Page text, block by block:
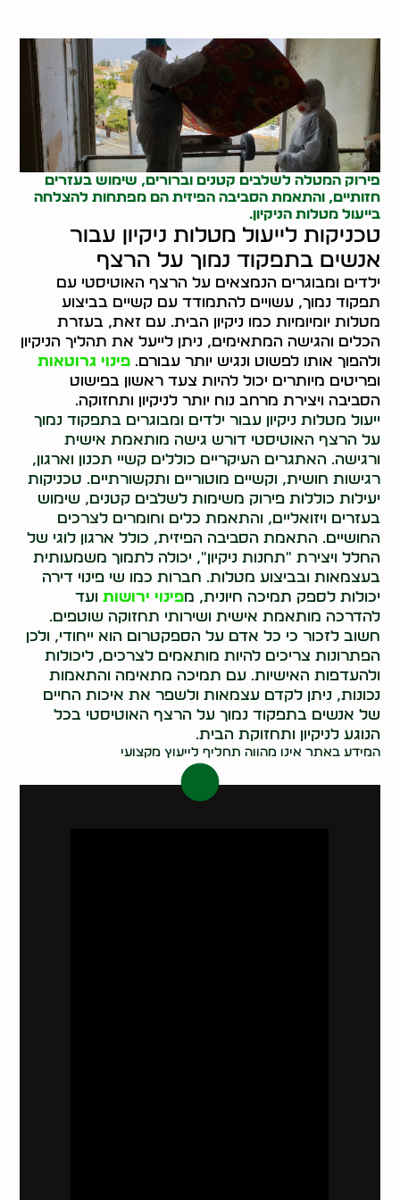
פירוק המטלה לשלבים קטנים וברורים, שימוש בעזרים
חזותיים, והתאמת הסביבה הפיזית הם מפתחות להצלחה
בייעול מטלות הניקיון.
טכניקות לייעול מטלות ניקיון עבור
אנשים בתפקוד נמוך על הרצף
ילדים ומבוגרים הנמצאים על הרצף האוטיסטי עם
תפקוד נמוך, עשויים להתמודד עם קשיים בביצוע
מטלות יומיומיות כמו ניקיון הבית. עם זאת, בעזרת
הכלים והגישה המתאימים, ניתן לייעל את תהליך הניקיון
ולהפוך אותו לפשוט ונגיש יותר עבורם.פינוי גרוטאות
ופריטים מיותרים יכול להיות צעד ראשון בפישוט
הסביבה ויצירת מרחב נוח יותר לניקיון ותחזוקה.
ייעול מטלות ניקיון עבור ילדים ומבוגרים בתפקוד נמוך
על הרצף האוטיסטי דורש גישה מותאמת אישית
ורגישה. האתגרים העיקריים כוללים קשיי תכנון וארגון,
רגישות חושית, וקשיים מוטוריים ותקשורתיים. טכניקות
יעילות כוללות פירוק משימות לשלבים קטנים, שימוש
בעזרים ויזואליים, והתאמת כלים וחומרים לצרכים
החושיים. התאמת הסביבה הפיזית, כולל ארגון לוגי של
החלל ויצירת "תחנות ניקיון", יכולה לתמוך משמעותית
בעצמאות ובביצוע מטלות. חברות כמו שי פינוי דירה
יכולות לספק תמיכה חיונית, מפינוי ירושות ועד
להדרכה מותאמת אישית ושירותי תחזוקה שוטפים.
חשוב לזכור כי כל אדם על הספקטרום הוא ייחודי, ולכן
הפתרונות צריכים להיות מותאמים לצרכים, ליכולות
ולהעדפות האישיות. עם תמיכה מתאימה והתאמות
נכונות, ניתן לקדם עצמאות ולשפר את איכות החיים
של אנשים בתפקוד נמוך על הרצף האוטיסטי בכל
הנוגע לניקיון ותחזוקת הבית.
המידע באתר אינו מהווה תחליף לייעוץ מקצועי